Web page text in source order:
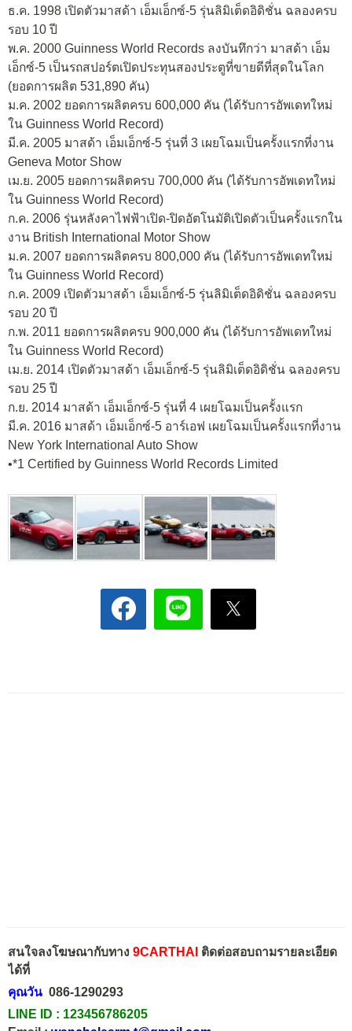
ธ.ค. 1998 เปิดตัวมาสด้า เอ็มเอ็กซ์-5 รุ่นลิมิเต็ดอิดิชั่น ฉลองครบ
รอบ 10 ปี
พ.ค. 2000 Guinness World Records ลงบันทึกว่า มาสด้า เอ็ม
เอ็กซ์-5 เป็นรถสปอร์ตเปิดประทุนสองประตูที่ขายดีที่สุดในโลก
(ยอดการผลิต 531,890 คัน)
ม.ค. 2002 ยอดการผลิตครบ 600,000 คัน (ได้รับการอัพเดทใหม่
ใน Guinness World Record)
มี.ค. 2005 มาสด้า เอ็มเอ็กซ์-5 รุ่นที่ 3 เผยโฉมเป็นครั้งแรกที่งาน
Geneva Motor Show
เม.ย. 2005 ยอดการผลิตครบ 700,000 คัน (ได้รับการอัพเดทใหม่
ใน Guinness World Record)
ก.ค. 2006 รุ่นหลังคาไฟฟ้าเปิด-ปิดอัตโนมัติเปิดตัวเป็นครั้งแรกใน
งาน British International Motor Show
ม.ค. 2007 ยอดการผลิตครบ 800,000 คัน (ได้รับการอัพเดทใหม่
ใน Guinness World Record)
ก.ค. 2009 เปิดตัวมาสด้า เอ็มเอ็กซ์-5 รุ่นลิมิเต็ดอิดิชั่น ฉลองครบ
รอบ 20 ปี
ก.พ. 2011 ยอดการผลิตครบ 900,000 คัน (ได้รับการอัพเดทใหม่
ใน Guinness World Record)
เม.ย. 2014 เปิดตัวมาสด้า เอ็มเอ็กซ์-5 รุ่นลิมิเต็ดอิดิชั่น ฉลองครบ
รอบ 25 ปี
ก.ย. 2014 มาสด้า เอ็มเอ็กซ์-5 รุ่นที่ 4 เผยโฉมเป็นครั้งแรก
มี.ค. 2016 มาสด้า เอ็มเอ็กซ์-5 อาร์เอฟ เผยโฉมเป็นครั้งแรกที่งาน
New York International Auto Show
•*1 Certified by Guinness World Records Limited
สนใจลงโฆษณากับทาง 9CARTHAI ติดต่อสอบถามรายละเอียด
ได้ที่
คุณวัน 086-1290293
LINE ID : 123456786205